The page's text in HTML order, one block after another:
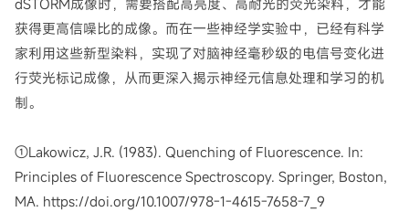
dSTORM成像时，需要搭配高亮度、高耐光的荧光染料，才能
获得更高信噪比的成像。而在一些神经学实验中，已经有科学
家利用这些新型染料，实现了对脑神经毫秒级的电信号变化进
行荧光标记成像，从而更深入揭示神经元信息处理和学习的机
制。
①Lakowicz, J.R. (1983). Quenching of Fluorescence. In:
Principles of Fluorescence Spectroscopy. Springer, Boston,
MA. https://doi.org/10.1007/978-1-4615-7658-7_9